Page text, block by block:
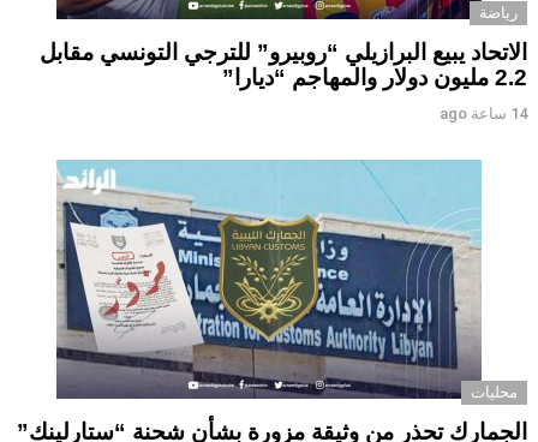
رياضة
الاتحاد يبيع البرازيلي “روبيرو” للترجي التونسي مقابل
2.2 مليون دولار والمهاجم “ديارا”
14 ساعة ago
محليات
الجمارك تحذر من وثيقة مزورة بشأن شحنة “ستارلينك”